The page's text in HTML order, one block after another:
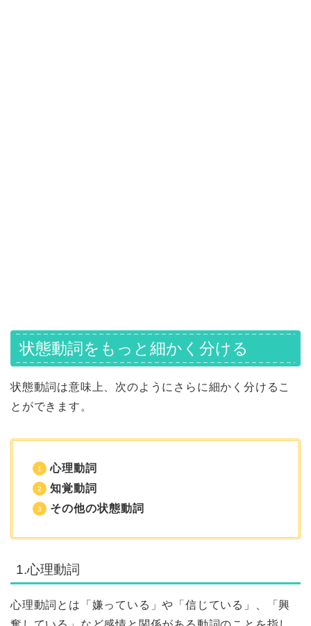
状態動詞をもっと細かく分ける
状態動詞は意味上、次のようにさらに細かく分けるこ
とができます。
心理動詞
知覚動詞
その他の状態動詞
1.心理動詞
心理動詞とは「嫌っている」や「信じている」、「興